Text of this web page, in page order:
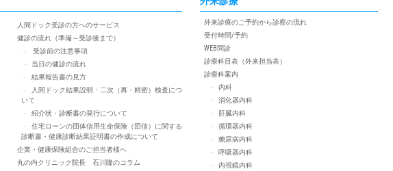
人間ドック受診の方へのサービス
健診の流れ（準備～受診後まで）
受診前の注意事項
当日の健診の流れ
結果報告書の見方
人間ドック結果説明・二次（再・精密）検査につ
いて
紹介状・診断書の発行について
住宅ローンの団体信用生命保険（団信）に関する
診断書・健康診断結果証明書の作成について
企業・健康保険組合のご担当者様へ
丸の内クリニック院長 石川隆のコラム
外来診療のご予約から診察の流れ
受付時間/予約
WEB問診
診療科目表（外来担当表）
診療科案内
内科
消化器内科
肝臓内科
循環器内科
糖尿病内科
呼吸器内科
内視鏡内科